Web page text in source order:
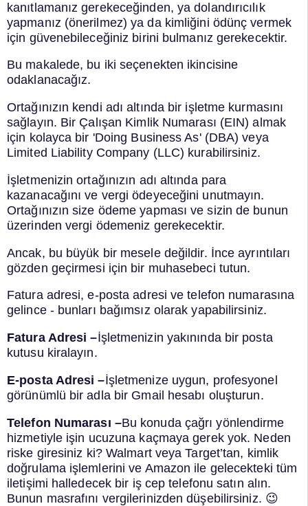
kanıtlamanız gerekeceğinden, ya dolandırıcılık
yapmanız (önerilmez) ya da kimliğini ödünç vermek
için güvenebileceğiniz birini bulmanız gerekecektir.
Bu makalede, bu iki seçenekten ikincisine
odaklanacağız.
Ortağınızın kendi adı altında bir işletme kurmasını
sağlayın. Bir Çalışan Kimlik Numarası (EIN) almak
için kolayca bir 'Doing Business As' (DBA) veya
Limited Liability Company (LLC) kurabilirsiniz.
İşletmenizin ortağınızın adı altında para
kazanacağını ve vergi ödeyeceğini unutmayın.
Ortağınızın size ödeme yapması ve sizin de bunun
üzerinden vergi ödemeniz gerekecektir.
Ancak, bu büyük bir mesele değildir. İnce ayrıntıları
gözden geçirmesi için bir muhasebeci tutun.
Fatura adresi, e-posta adresi ve telefon numarasına
gelince - bunları bağımsız olarak yapabilirsiniz.
Fatura Adresi –İşletmenizin yakınında bir posta
kutusu kiralayın.
E-posta Adresi –İşletmenize uygun, profesyonel
görünümlü bir adla bir Gmail hesabı oluşturun.
Telefon Numarası –Bu konuda çağrı yönlendirme
hizmetiyle işin ucuzuna kaçmaya gerek yok. Neden
riske giresiniz ki? Walmart veya Target’tan, kimlik
doğrulama işlemlerini ve Amazon ile gelecekteki tüm
iletişimi halledecek bir iş cep telefonu satın alın.
Bunun masrafını vergilerinizden düşebilirsiniz. 😉